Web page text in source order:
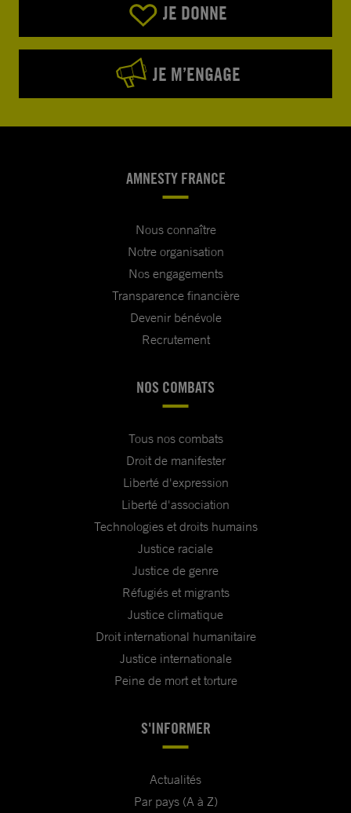
JE DONNE
JE M’ENGAGE
AMNESTY FRANCE
Nous connaître
Notre organisation
Nos engagements
Transparence financière
Devenir bénévole
Recrutement
NOS COMBATS
Tous nos combats
Droit de manifester
Liberté d'expression
Liberté d'association
Technologies et droits humains
Justice raciale
Justice de genre
Réfugiés et migrants
Justice climatique
Droit international humanitaire
Justice internationale
Peine de mort et torture
S'INFORMER
Actualités
Par pays (A à Z)